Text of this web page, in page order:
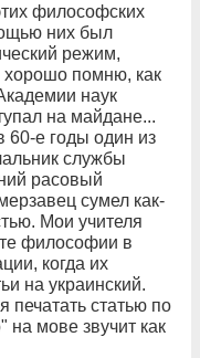
философских
них был
режим,
помню, как
наук
на майдане...
60-е годы один из
службы
расовый
сумел как-
Мои учителя
философии в
когда их
на украинский.
печатать статью по
на мове звучит как